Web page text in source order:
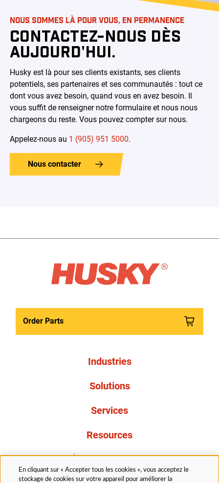
NOUS SOMMES LÀ POUR VOUS, EN PERMANENCE
CONTACTEZ-NOUS DÈS
AUJOURD'HUI.
Husky est là pour ses clients existants, ses clients
potentiels, ses partenaires et ses communautés : tout ce
dont vous avez besoin, quand vous en avez besoin. Il
vous suffit de renseigner notre formulaire et nous nous
chargeons du reste. Vous pouvez compter sur nous.
Appelez-nous au 1 (905) 951 5000.
Nous contacter
Order Parts
Industries
Solutions
Services
Resources
À propos de nous
En cliquant sur « Accepter tous les cookies », vous acceptez le
stockage de cookies sur votre appareil pour améliorer la